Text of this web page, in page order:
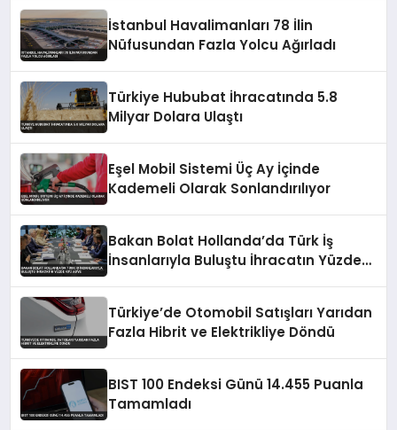
İstanbul Havalimanları 78 İlin
Nüfusundan Fazla Yolcu Ağırladı
Türkiye Hububat İhracatında 5.8
Milyar Dolara Ulaştı
Eşel Mobil Sistemi Üç Ay İçinde
Kademeli Olarak Sonlandırılıyor
Bakan Bolat Hollanda’da Türk İş
İnsanlarıyla Buluştu İhracatın Yüzde
Türkiye’de Otomobil Satışları Yarıdan
Fazla Hibrit ve Elektrikliye Döndü
BIST 100 Endeksi Günü 14.455 Puanla
Tamamladı